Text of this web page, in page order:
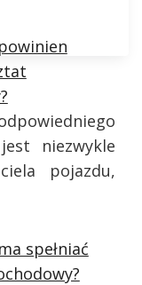
niezwykle
pojazdu,
spełniać